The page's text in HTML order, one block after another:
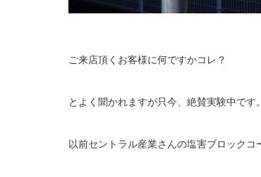
ご来店頂くお客様に何ですかコレ？
とよく聞かれますが只今、絶賛実験中です。
以前セントラル産業さんの塩害ブロック